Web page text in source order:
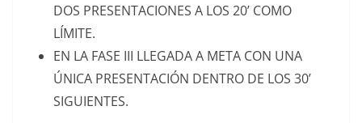
DOS PRESENTACIONES A LOS 20’ COMO
LÍMITE.
EN LA FASE III LLEGADA A META CON UNA
ÚNICA PRESENTACIÓN DENTRO DE LOS 30’
SIGUIENTES.